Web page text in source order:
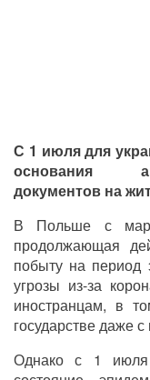
С 1 июля для
основания
документов на
В Польше с
продолжающая
побыту на период
угрозы из-за
иностранцам, в
государстве даже
Однако с 1 июля